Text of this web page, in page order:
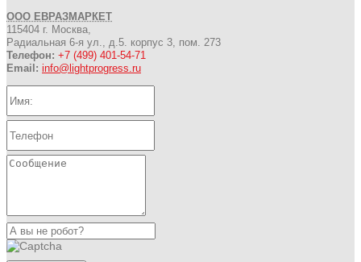
ООО ЕВРАЗМАРКЕТ
115404 г. Москва,
Радиальная 6-я ул., д.5. корпус 3, пом. 273
Телефон: +7 (499) 401-54-71
Email: info@lightprogress.ru